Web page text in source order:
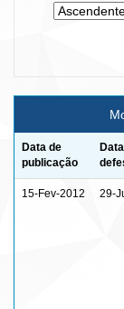
Data de
publicação
15-Fev-2012 29-